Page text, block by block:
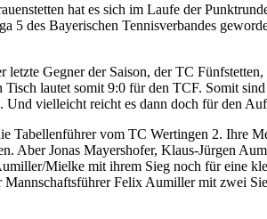
hat es sich im Laufe der
5 des Bayerischen Tennisverbandes
Gegner der Saison, der TC
lautet somit 9:0 für den TCF. Somit
vielleicht reicht es dann doch für den
Tabellenführer vom TC Wertingen 2. Ihre
Aber Jonas Mayershofer, Klaus-Jürgen
Mielke mit ihrem Sieg noch für eine
Felix Aumiller mit zwei